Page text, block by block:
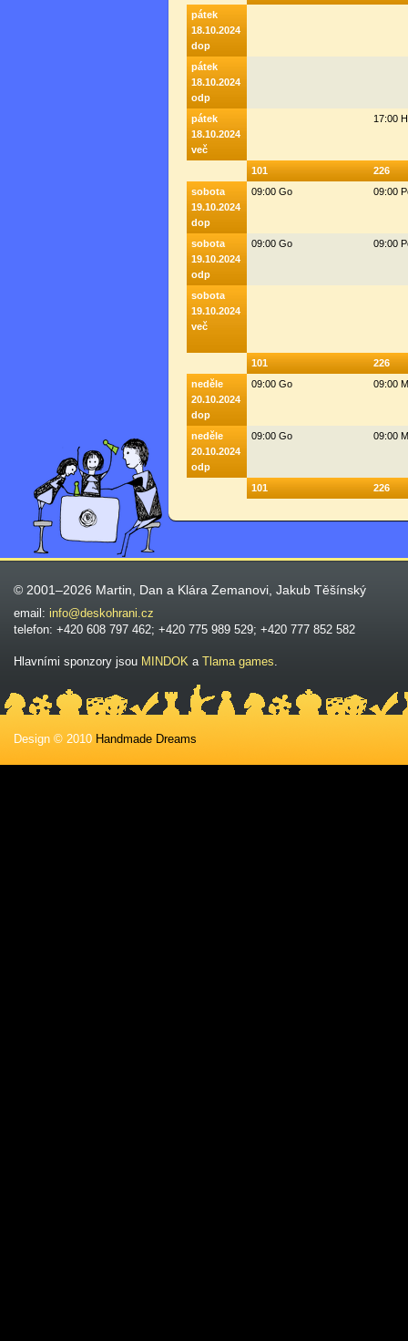
pátek
18.10.2024
dop
pátek
18.10.2024
odp
pátek
18.10.2024
več
17:00
101
226
sobota
19.10.2024
dop
09:00 Go 09:00
sobota
19.10.2024
odp
09:00 Go 09:00
sobota
19.10.2024
več
101
226
neděle
20.10.2024
dop
09:00 Go 09:00
neděle
20.10.2024
odp
09:00 Go 09:00
101 226
© 2001–2026 Martin, Dan a Klára Zemanovi, Jakub Těšínský
email: info@deskohrani.cz
telefon: +420 608 797 462; +420 775 989 529; +420 777 852 582
Hlavními sponzory jsou MINDOK a Tlama games.
Design © 2010 Handmade Dreams